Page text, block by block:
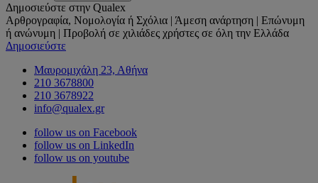
Δημοσιεύστε στην Qualex
Αρθρογραφία, Νομολογία ή Σχόλια | Άμεση ανάρτηση | Επώνυμη
ή ανώνυμη | Προβολή σε χιλιάδες χρήστες σε όλη την Ελλάδα
Δημοσιεύστε
Μαυρομιχάλη 23, Αθήνα
210 3678800
210 3678922
info@qualex.gr
follow us on Facebook
follow us on LinkedIn
follow us on youtube